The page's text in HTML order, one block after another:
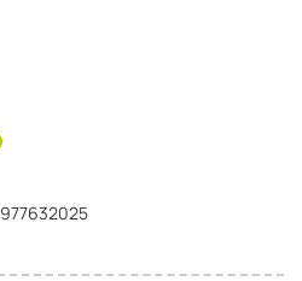
977632025